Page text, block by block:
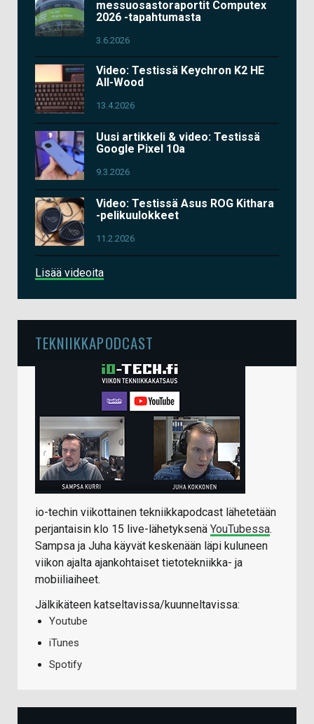
messuosastoraportit Computex
2026 -tapahtumasta
3.6.2026
Video: Testissä Keychron K2 HE
All-Wood
13.4.2026
Uusi artikkeli & video: Testissä
Google Pixel 10a
9.3.2026
Video: Testissä Asus ROG Kithara
-pelikuulokkeet
11.2.2026
Lisää videoita
TEKNIIKKAPODCAST
io-techin viikottainen tekniikkapodcast lähetetään
perjantaisin klo 15 live-lähetyksenä YouTubessa.
Sampsa ja Juha käyvät keskenään läpi kuluneen
viikon ajalta ajankohtaiset tietotekniikka- ja
mobiiliaiheet.
Jälkikäteen katseltavissa/kuunneltavissa:
Youtube
iTunes
Spotify